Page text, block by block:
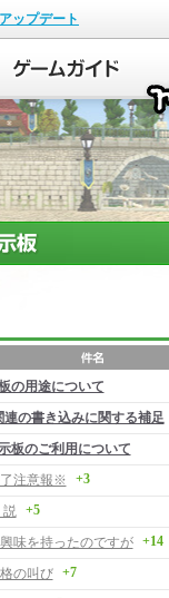
ップデート
の用途について
の書き込みに関する補足
板のご利用について
注意報※
+3
説 +5
味を持ったのですが +14
の叫び +7